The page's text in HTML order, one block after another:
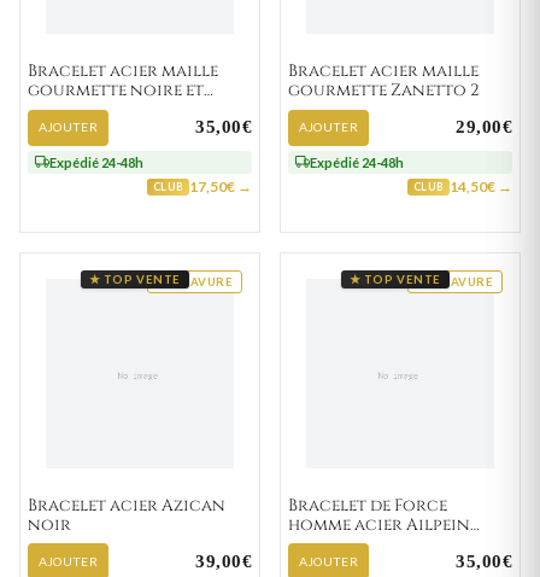
Bracelet acier maille
gourmette noire et
Roukos strass
AJOUTER 35,00€
Expédié 24-48h
CLUB 17,50€ →
Bracelet acier maille
gourmette Zanetto 2
AJOUTER 29,00€
Expédié 24-48h
CLUB 14,50€ →
GRAVURE
★ TOP VENTE
Bracelet acier Azican
noir
AJOUTER 39,00€
GRAVURE
★ TOP VENTE
Bracelet de Force
homme acier Ailpein
Gulglielmo marron
AJOUTER 35,00€